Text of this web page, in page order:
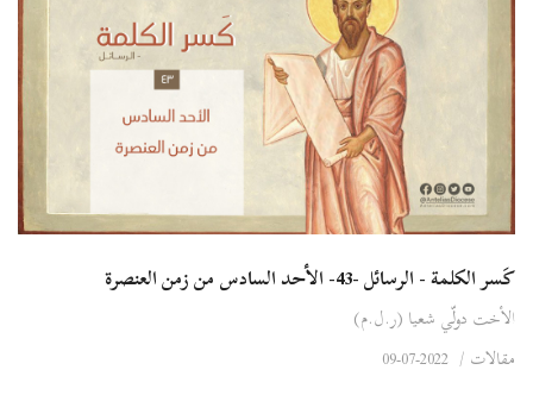
كَسر الكلمة - الرسائل -43- الأحد السادس من زمن العنصرة
الأخت دولّي شعيا (ر.ل.م)
مقالات /